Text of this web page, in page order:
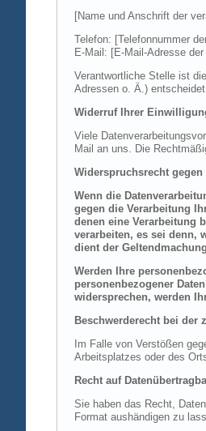
[Name und Anschrift der
Telefon: [Telefonnummer
E-Mail: [E-Mail-Adresse
Verantwortliche Stelle ist
Adressen o. Ä.)
Widerruf Ihrer
Viele
Mail an uns. Die
Widerspruchsrecht
Wenn die
gegen die Verarbeitung
denen eine Verarbeitung
verarbeiten, es sei denn,
dient der
Werden Ihre
personenbezogener
widersprechen, werden
Beschwerderecht bei der
Im Falle von Verstößen
Arbeitsplatzes oder des
Recht auf
Sie haben das Recht,
Format aushändigen zu